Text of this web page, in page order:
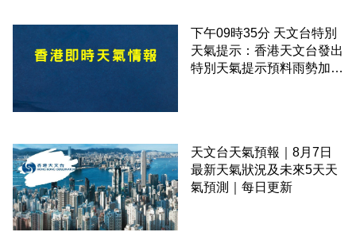
下午09時35分 天文台特別
天氣提示：香港天文台發出
特別天氣提示預料雨勢加劇
天文台天氣預報｜8月7日
最新天氣狀況及未來5天天
氣預測｜每日更新